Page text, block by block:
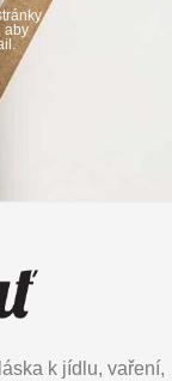
aby
k jídlu, vaření,